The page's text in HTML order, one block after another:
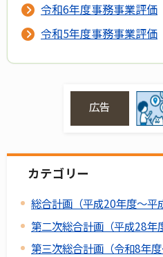
令和6年度事務事業評価
令和5年度事務事業評価
広告
カテゴリー
総合計画（平成20年度～平
第二次総合計画（平成28年
第三次総合計画（令和8年度